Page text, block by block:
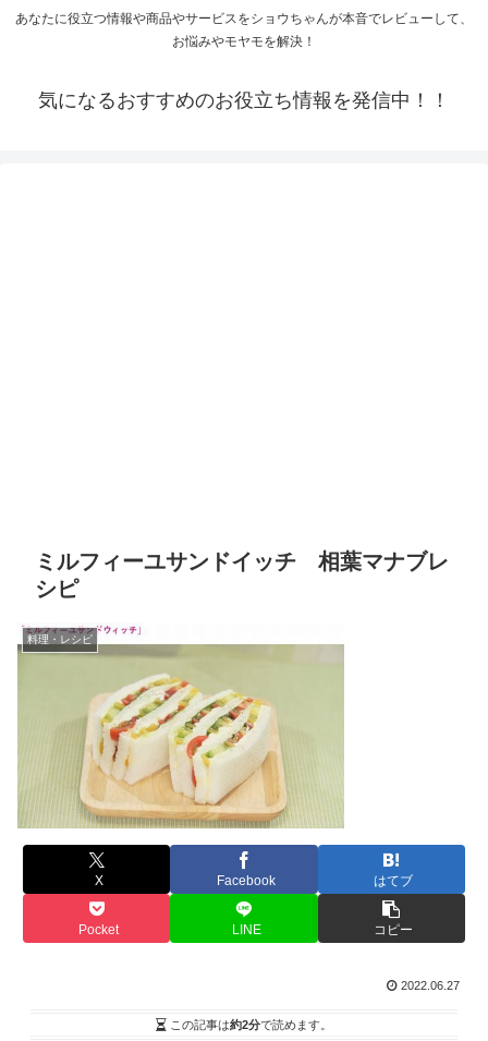
あなたに役立つ情報や商品やサービスをショウちゃんが本音でレビューして、
お悩みやモヤモを解決！
気になるおすすめのお役立ち情報を発信中！！
ミルフィーユサンドイッチ 相葉マナブレ
シピ
料理・レシピ
X Facebook はてブ
Pocket LINE コピー
2022.06.27
この記事は約2分で読めます。